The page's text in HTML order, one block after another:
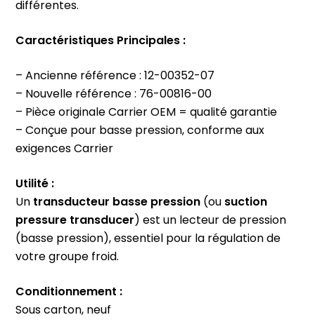
différentes.
Caractéristiques Principales :
– Ancienne référence : 12-00352-07
– Nouvelle référence : 76-00816-00
– Pièce originale Carrier OEM = qualité garantie
– Conçue pour basse pression, conforme aux
exigences Carrier
Utilité :
Untransducteur basse pression(ousuction
pressure transducer) est un lecteur de pression
(basse pression), essentiel pour la régulation de
votre groupe froid.
Conditionnement :
Sous carton, neuf